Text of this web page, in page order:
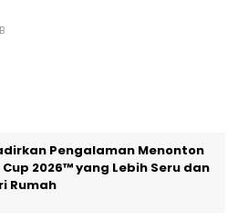
Pengalaman Menonton
Cup 2026™ yang Lebih Seru dan
Rumah